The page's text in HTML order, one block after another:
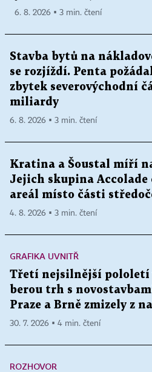
6. 8. 2026 ▪ 3 min. čtení
Stavba bytů na
se rozjíždí. Penta
zbytek severovýchodní
miliardy
6. 8. 2026 ▪ 3 min. čtení
Kratina a Šoustal míří
Jejich skupina Accolade
areál místo části
4. 8. 2026 ▪ 3 min. čtení
GRAFIKA UVNITŘ
Třetí nejsilnější pololetí
berou trh s
Praze a Brně zmizely z
30. 7. 2026 ▪ 4 min. čtení
ROZHOVOR